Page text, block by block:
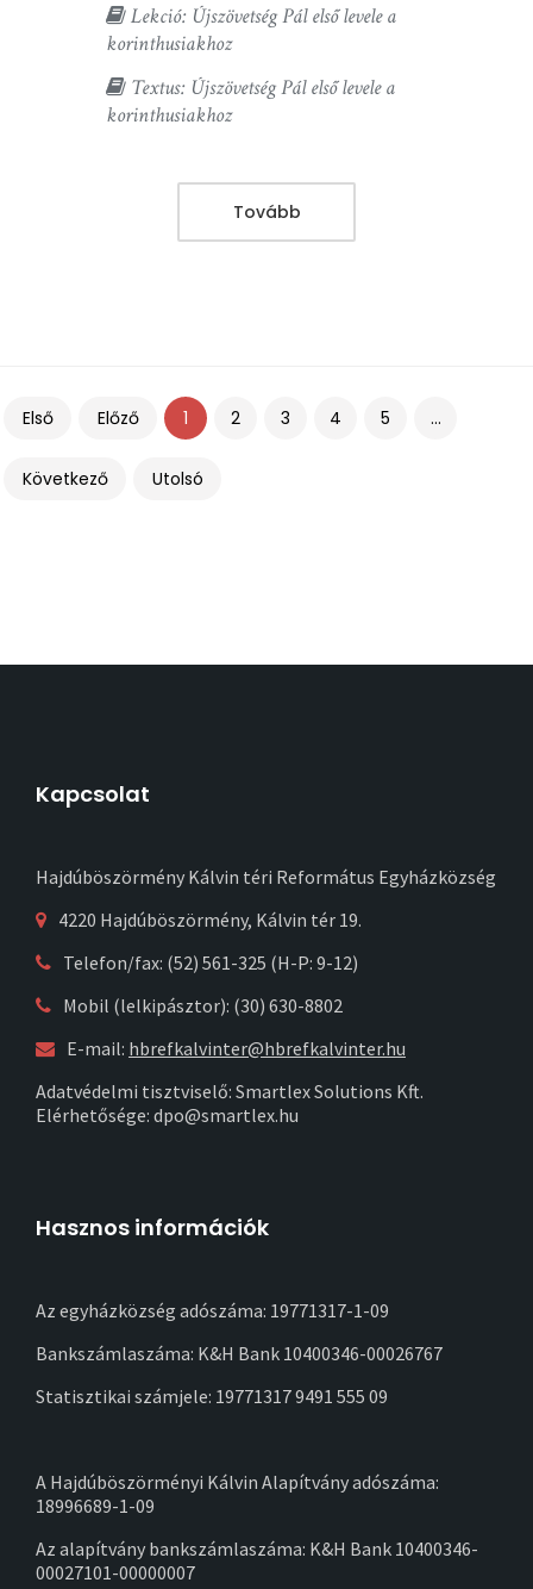
Lekció: Újszövetség Pál első levele a
korinthusiakhoz
Textus: Újszövetség Pál első levele a
korinthusiakhoz
Tovább
Első Előző 1 2 3 4 5 ...
Következő Utolsó
Kapcsolat
Hajdúböszörmény Kálvin téri Református Egyházközség
4220 Hajdúböszörmény, Kálvin tér 19.
Telefon/fax: (52) 561-325 (H-P: 9-12)
Mobil (lelkipásztor): (30) 630-8802
E-mail: hbrefkalvinter@hbrefkalvinter.hu
Adatvédelmi tisztviselő: Smartlex Solutions Kft.
Elérhetősége: dpo@smartlex.hu
Hasznos információk
Az egyházközség adószáma: 19771317-1-09
Bankszámlaszáma: K&H Bank 10400346-00026767
Statisztikai számjele: 19771317 9491 555 09
A Hajdúböszörményi Kálvin Alapítvány adószáma:
18996689-1-09
Az alapítvány bankszámlaszáma: K&H Bank 10400346-
00027101-00000007